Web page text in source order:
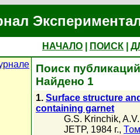
НАЧАЛО ПОИСК
Поиск
Найдено 1
1. Surface structure
containing garnet
G.S. Krinchik,
JETP, 1984 г.,